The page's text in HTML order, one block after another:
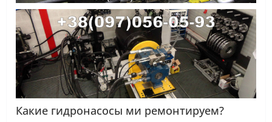
Какие гидронасосы ми ремонтируем?